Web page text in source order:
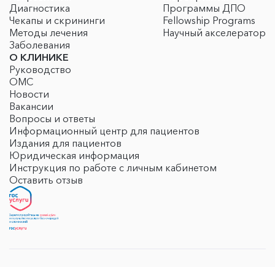
Диагностика
Чекапы и скрининги
Методы лечения
Заболевания
Программы ДПО
Fellowship Programs
Научный акселератор
О КЛИНИКЕ
Руководство
ОМС
Новости
Вакансии
Вопросы и ответы
Информационный центр для пациентов
Издания для пациентов
Юридическая информация
Инструкция по работе с личным кабинетом
Оставить отзыв